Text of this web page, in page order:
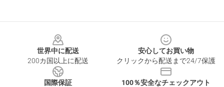
世界中に配送
200カ国以上に配送
安心してお買い物
クリックから配送まで24/7保護
国際保証
100％安全なチェックアウト